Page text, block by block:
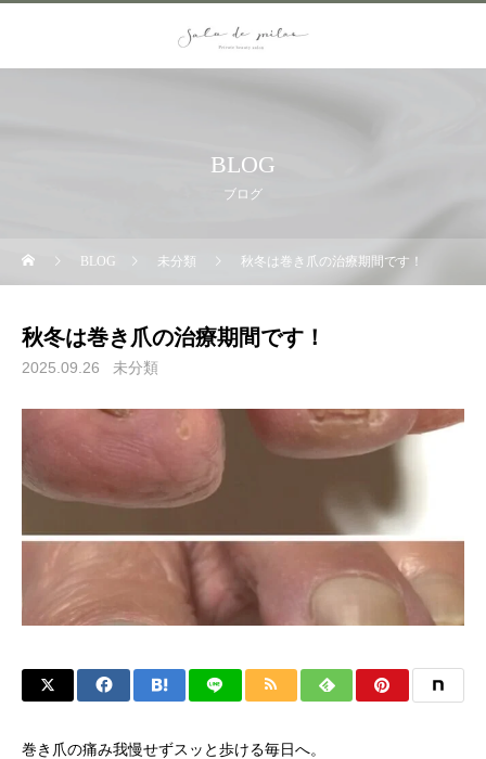
BLOG
ブログ
BLOG 未分類 秋冬は巻き爪の治療期間です！
秋冬は巻き爪の治療期間です！
2025.09.26 未分類
巻き爪の痛み我慢せずスッと歩ける毎日へ。